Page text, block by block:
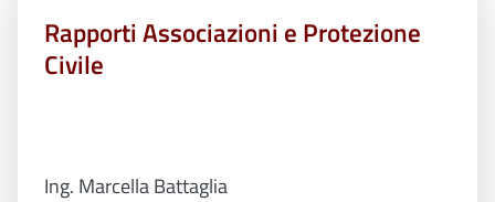
Rapporti Associazioni e Protezione
Civile
Ing. Marcella Battaglia